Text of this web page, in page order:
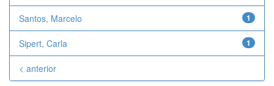
1
Santos, Marcelo
1
Sipert, Carla
< anterior